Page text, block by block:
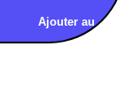
Ajouter au